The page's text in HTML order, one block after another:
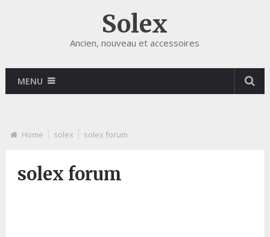
Solex
Ancien, nouveau et accessoires
MENU
Home solex solex forum
solex forum